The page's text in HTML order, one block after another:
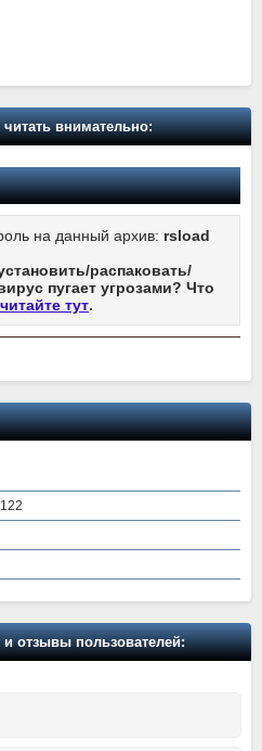
внимательно:
на данный архив: rsload
распаковать/
пугает угрозами? Что
читайте тут.
отзывы пользователей: